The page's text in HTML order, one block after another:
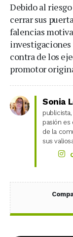
Debido al
cerrar sus
falencias
investigaciones
contra de los
promotor
Sonia
pasión es
de la
sus